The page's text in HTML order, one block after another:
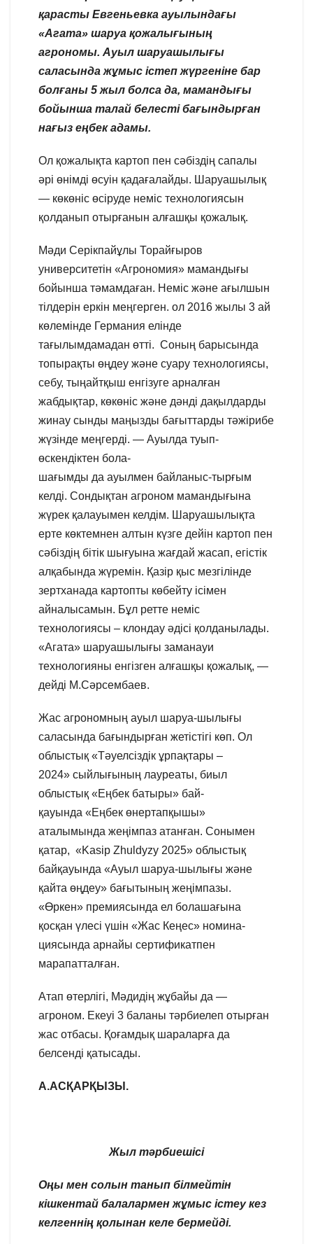
қарасты Евгеньевка ауылындағы
«Агата» шаруа қожалығының
агрономы. Ауыл шаруашылығы
саласында жұмыс істеп жүргеніне бар
болғаны 5 жыл болса да, мамандығы
бойынша талай белесті бағындырған
нағыз еңбек адамы.
Ол қожалықта картоп пен сәбіздің сапалы
әрі өнімді өсуін қадағалайды. Шаруашылық
— көкөніс өсіруде неміс технологиясын
қолданып отырғанын алғашқы қожалық.
Мәди Серікпайұлы Торайғыров
университетін «Агрономия» мамандығы
бойынша тәмамдаған. Неміс және ағылшын
тілдерін еркін меңгерген. ол 2016 жылы 3 ай
көлемінде Германия елінде
тағылымдамадан өтті. Соның барысында
топырақты өңдеу және суару технологиясы,
себу, тыңайтқыш енгізуге арналған
жабдықтар, көкөніс және дәнді дақылдарды
жинау сынды маңызды бағыттарды тәжірибе
жүзінде меңгерді. — Ауылда туып-
өскендіктен бола-
шағымды да ауылмен байланыс-тырғым
келді. Сондықтан агроном мамандығына
жүрек қалауымен келдім. Шаруашылықта
ерте көктемнен алтын күзге дейін картоп пен
сәбіздің бітік шығуына жағдай жасап, егістік
алқабында жүремін. Қазір қыс мезгілінде
зертханада картопты көбейту ісімен
айналысамын. Бұл ретте неміс
технологиясы – клондау әдісі қолданылады.
«Агата» шаруашылығы заманауи
технологияны енгізген алғашқы қожалық, —
дейді М.Сәрсембаев.
Жас агрономның ауыл шаруа-шылығы
саласында бағындырған жетістігі көп. Ол
облыстық «Тәуелсіздік ұрпақтары –
2024» сыйлығының лауреаты, биыл
облыстық «Еңбек батыры» бай-
қауында «Еңбек өнертапқышы»
аталымында жеңімпаз атанған. Сонымен
қатар, «Kasip Zhuldyzy 2025» облыстық
байқауында «Ауыл шаруа-шылығы және
қайта өңдеу» бағытының жеңімпазы.
«Өркен» премиясында ел болашағына
қосқан үлесі үшін «Жас Кеңес» номина-
циясында арнайы сертификатпен
марапатталған.
Атап өтерлігі, Мәдидің жұбайы да —
агроном. Екеуі 3 баланы тәрбиелеп отырған
жас отбасы. Қоғамдық шараларға да
белсенді қатысады.
А.АСҚАРҚЫЗЫ.
Жыл тәрбиешісі
Оңы мен солын танып білмейтін
кішкентай балалармен жұмыс істеу кез
келгеннің қолынан келе бермейді.